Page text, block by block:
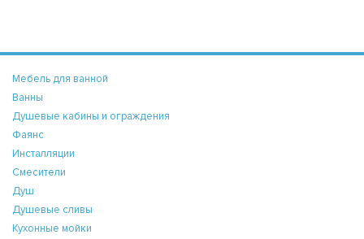
Мебель для ванной
Ванны
Душевые кабины и ограждения
Фаянс
Инсталляции
Смесители
Душ
Душевые сливы
Кухонные мойки